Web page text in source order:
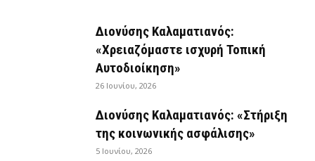
Διονύσης Καλαματιανός:
«Χρειαζόμαστε ισχυρή Τοπική
Αυτοδιοίκηση»
26 Ιουνίου, 2026
Διονύσης Καλαματιανός: «Στήριξη
της κοινωνικής ασφάλισης»
5 Ιουνίου, 2026